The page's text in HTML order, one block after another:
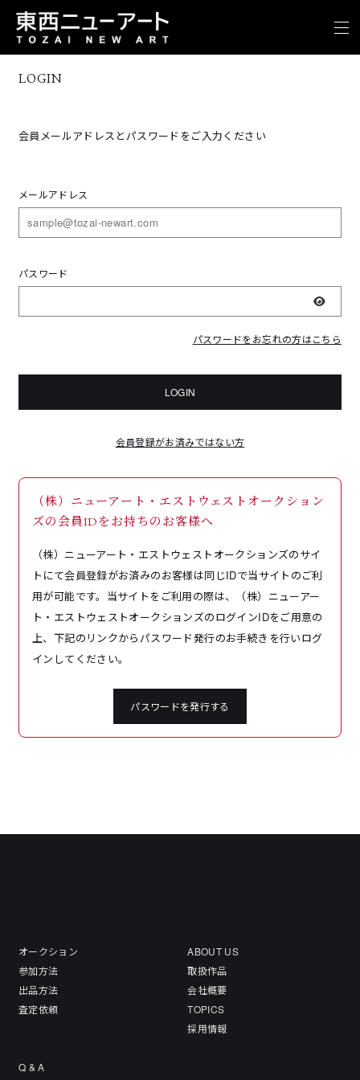
LOGIN
会員メールアドレスとパスワードをご入力ください
メールアドレス
パスワード
表示
パスワードをお忘れの方はこちら
LOGIN
会員登録がお済みではない方
（株）ニューアート・エストウェストオークション
ズの会員IDをお持ちのお客様へ
（株）ニューアート・エストウェストオークションズのサイ
トにて会員登録がお済みのお客様は同じIDで当サイトのご利
用が可能です。当サイトをご利用の際は、（株）ニューアー
ト・エストウェストオークションズのログインIDをご用意の
上、下記のリンクからパスワード発行のお手続きを行いログ
インしてください。
パスワードを発行する
オークション
参加方法
出品方法
査定依頼
ABOUT US
取扱作品
会社概要
TOPICS
採用情報
Q & A